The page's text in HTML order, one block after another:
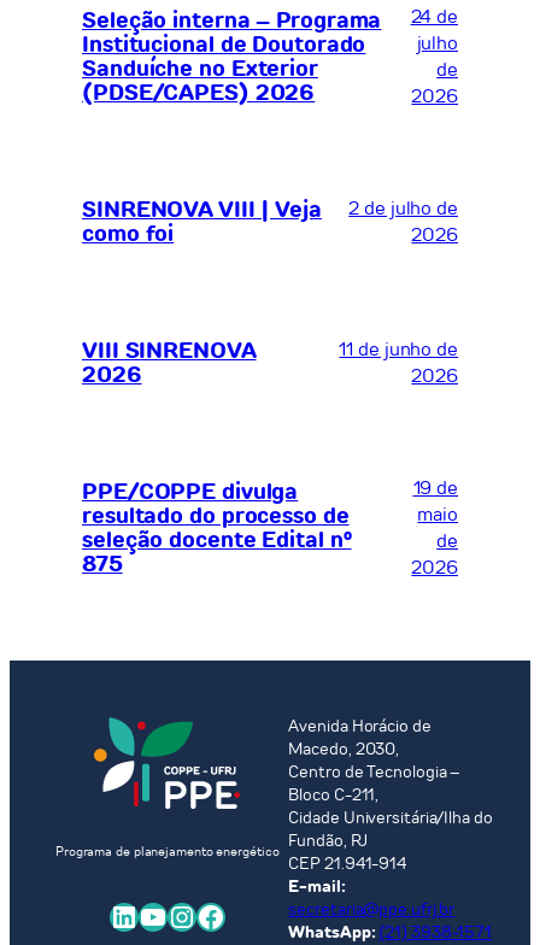
Seleção interna – Programa
Institucional de Doutorado
Sanduíche no Exterior
(PDSE/CAPES) 2026
24 de
julho
de
2026
SINRENOVA VIII | Veja
como foi
2 de julho de
2026
VIII SINRENOVA
2026
11 de junho de
2026
PPE/COPPE divulga
resultado do processo de
seleção docente Edital nº
875
19 de
maio
de
2026
Programa de planejamento energético
LinkedIn Youtube InstagramFacebook
Avenida Horácio de
Macedo, 2030,
Centro de Tecnologia –
Bloco C-211,
Cidade Universitária/Ilha do
Fundão, RJ
CEP 21.941-914
E-mail:
secretaria@ppe.ufrj.br
WhatsApp: (21) 3938-1571